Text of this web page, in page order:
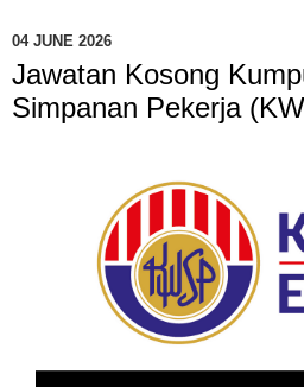
04 JUNE 2026
Jawatan Kosong
Simpanan Pekerja